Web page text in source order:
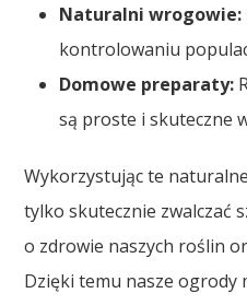
Naturalni wrogowie:
kontrolowaniu
Domowe preparaty:
są proste i skuteczne
Wykorzystując te
tylko skutecznie zwalczać
o zdrowie naszych roślin
Dzięki temu nasze ogrody